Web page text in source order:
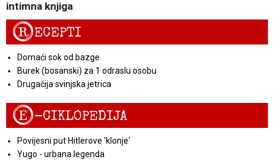
intimna knjiga
RECEPTI
Domaći sok od bazge
Burek (bosanski) za 1 odraslu osobu
Drugačija svinjska jetrica
E-CIKLOPEDIJA
Povijesni put Hitlerove 'klonje'
Yugo - urbana legenda